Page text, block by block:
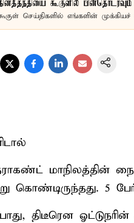
கூகுளில் பின்தொடரவும்
செய்திகளில் எங்களின்
மாநிலத்தின்
கொண்டிருந்தது. 5
திடீரென